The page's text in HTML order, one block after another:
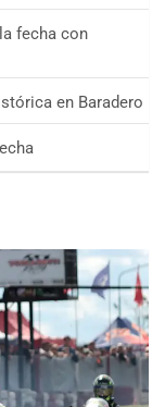
fecha con
en Baradero